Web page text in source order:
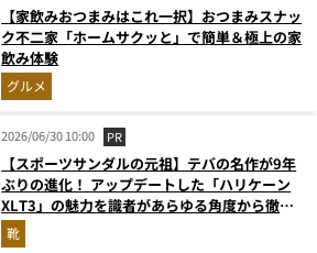
【家飲みおつまみはこれ一択】おつまみスナッ
ク不二家「ホームサクッと」で簡単＆極上の家
飲み体験
グルメ
2026/06/30 10:00 PR
【スポーツサンダルの元祖】テバの名作が9年
ぶりの進化！ アップデートした「ハリケーン
XLT3」の魅力を識者があらゆる角度から徹底
解説！
靴